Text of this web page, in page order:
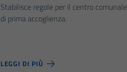
Stabilisce regole per il centro comunale
di prima accoglienza.
LEGGI DI PIÙ